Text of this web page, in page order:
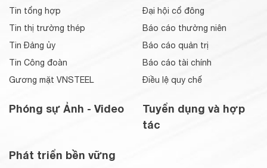
Tin tổng hợp
Tin thị trường thép
Tin Đảng ủy
Tin Công đoàn
Gương mặt VNSTEEL
Phóng sự Ảnh - Video
Đại hội cổ đông
Báo cáo thường niên
Báo cáo quản trị
Báo cáo tài chính
Điều lệ quy chế
Tuyển dụng và hợp
tác
Phát triển bền vững